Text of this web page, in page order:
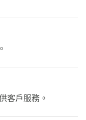
客戶服務。